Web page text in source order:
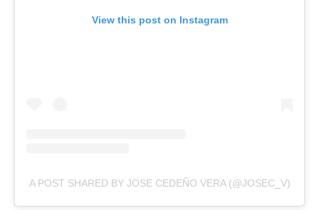
View this post on Instagram
A POST SHARED BY JOSE CEDEÑO VERA (@JOSEC_V)